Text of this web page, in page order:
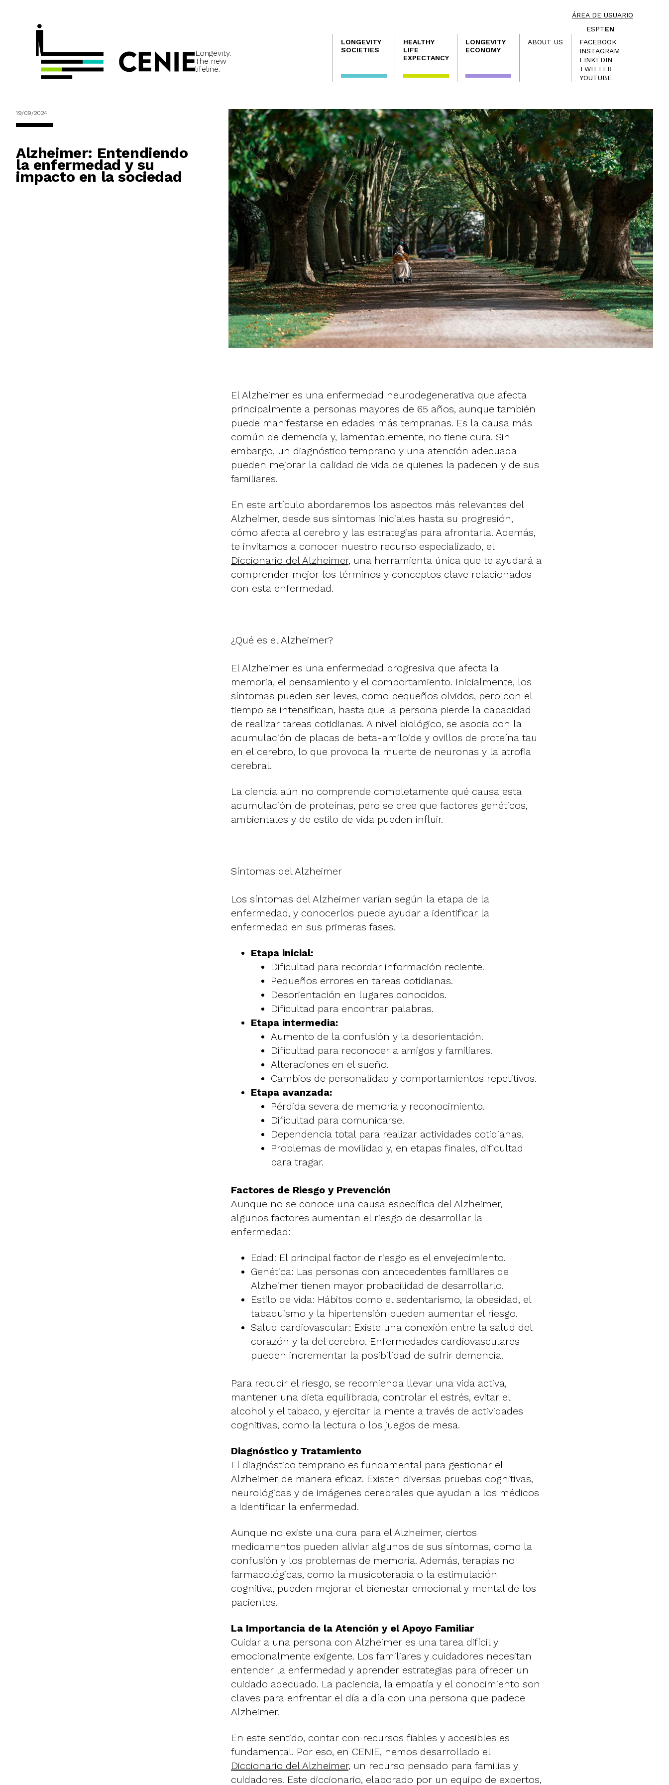
ÁREA DE USUARIO
Longevity.
The new
lifeline.
ESPTEN
Navegación
principal
LONGEVITY
SOCIETIES
HEALTHY
LIFE
EXPECTANCY
LONGEVITY
ECONOMY
ABOUT US
FACEBOOK
INSTAGRAM
LINKEDIN
TWITTER
YOUTUBE
19/09/2024
Alzheimer: Entendiendo
la enfermedad y su
impacto en la sociedad
El Alzheimer es una enfermedad neurodegenerativa que afecta
principalmente a personas mayores de 65 años, aunque también
puede manifestarse en edades más tempranas. Es la causa más
común de demencia y, lamentablemente, no tiene cura. Sin
embargo, un diagnóstico temprano y una atención adecuada
pueden mejorar la calidad de vida de quienes la padecen y de sus
familiares.
En este artículo abordaremos los aspectos más relevantes del
Alzheimer, desde sus síntomas iniciales hasta su progresión,
cómo afecta al cerebro y las estrategias para afrontarla. Además,
te invitamos a conocer nuestro recurso especializado, el
Diccionario del Alzheimer, una herramienta única que te ayudará a
comprender mejor los términos y conceptos clave relacionados
con esta enfermedad.
¿Qué es el Alzheimer?
El Alzheimer es una enfermedad progresiva que afecta la
memoria, el pensamiento y el comportamiento. Inicialmente, los
síntomas pueden ser leves, como pequeños olvidos, pero con el
tiempo se intensifican, hasta que la persona pierde la capacidad
de realizar tareas cotidianas. A nivel biológico, se asocia con la
acumulación de placas de beta-amiloide y ovillos de proteína tau
en el cerebro, lo que provoca la muerte de neuronas y la atrofia
cerebral.
La ciencia aún no comprende completamente qué causa esta
acumulación de proteínas, pero se cree que factores genéticos,
ambientales y de estilo de vida pueden influir.
Síntomas del Alzheimer
Los síntomas del Alzheimer varían según la etapa de la
enfermedad, y conocerlos puede ayudar a identificar la
enfermedad en sus primeras fases.
Etapa inicial:
Dificultad para recordar información reciente.
Pequeños errores en tareas cotidianas.
Desorientación en lugares conocidos.
Dificultad para encontrar palabras.
Etapa intermedia:
Aumento de la confusión y la desorientación.
Dificultad para reconocer a amigos y familiares.
Alteraciones en el sueño.
Cambios de personalidad y comportamientos repetitivos.
Etapa avanzada:
Pérdida severa de memoria y reconocimiento.
Dificultad para comunicarse.
Dependencia total para realizar actividades cotidianas.
Problemas de movilidad y, en etapas finales, dificultad
para tragar.
Factores de Riesgo y Prevención
Aunque no se conoce una causa específica del Alzheimer,
algunos factores aumentan el riesgo de desarrollar la
enfermedad:
Edad: El principal factor de riesgo es el envejecimiento.
Genética: Las personas con antecedentes familiares de
Alzheimer tienen mayor probabilidad de desarrollarlo.
Estilo de vida: Hábitos como el sedentarismo, la obesidad, el
tabaquismo y la hipertensión pueden aumentar el riesgo.
Salud cardiovascular: Existe una conexión entre la salud del
corazón y la del cerebro. Enfermedades cardiovasculares
pueden incrementar la posibilidad de sufrir demencia.
Para reducir el riesgo, se recomienda llevar una vida activa,
mantener una dieta equilibrada, controlar el estrés, evitar el
alcohol y el tabaco, y ejercitar la mente a través de actividades
cognitivas, como la lectura o los juegos de mesa.
Diagnóstico y Tratamiento
El diagnóstico temprano es fundamental para gestionar el
Alzheimer de manera eficaz. Existen diversas pruebas cognitivas,
neurológicas y de imágenes cerebrales que ayudan a los médicos
a identificar la enfermedad.
Aunque no existe una cura para el Alzheimer, ciertos
medicamentos pueden aliviar algunos de sus síntomas, como la
confusión y los problemas de memoria. Además, terapias no
farmacológicas, como la musicoterapia o la estimulación
cognitiva, pueden mejorar el bienestar emocional y mental de los
pacientes.
La Importancia de la Atención y el Apoyo Familiar
Cuidar a una persona con Alzheimer es una tarea difícil y
emocionalmente exigente. Los familiares y cuidadores necesitan
entender la enfermedad y aprender estrategias para ofrecer un
cuidado adecuado. La paciencia, la empatía y el conocimiento son
claves para enfrentar el día a día con una persona que padece
Alzheimer.
En este sentido, contar con recursos fiables y accesibles es
fundamental. Por eso, en CENIE, hemos desarrollado el
Diccionario del Alzheimer, un recurso pensado para familias y
cuidadores. Este diccionario, elaborado por un equipo de expertos,